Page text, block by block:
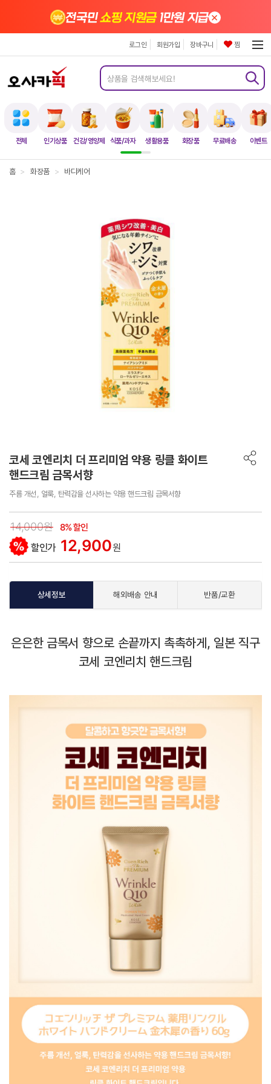
전체 인기상품 건강/영양제 식품/과자 생활용품 화장품 무료배송 이벤트
전국민쇼핑 지원금1만원 지급×
로그인 회원가입 장바구니 찜
홈 > 화장품 > 바디케어
코세 코엔리치 더 프리미엄 약용 링클 화이트
핸드크림 금목서향
주름 개선, 얼룩, 탄력감을 선사하는 약용 핸드크림 금목서향
14,000원 8% 할인
할인가 12,900원
상세정보 해외배송 안내 반품/교환
은은한 금목서 향으로 손끝까지 촉촉하게, 일본 직구
코세 코엔리치 핸드크림